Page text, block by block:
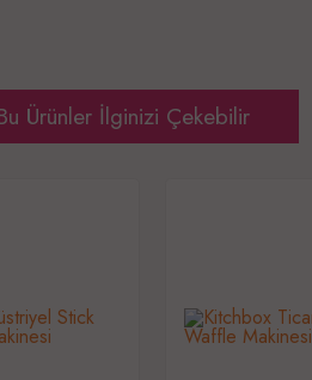
Ürünler İlginizi Çekebilir